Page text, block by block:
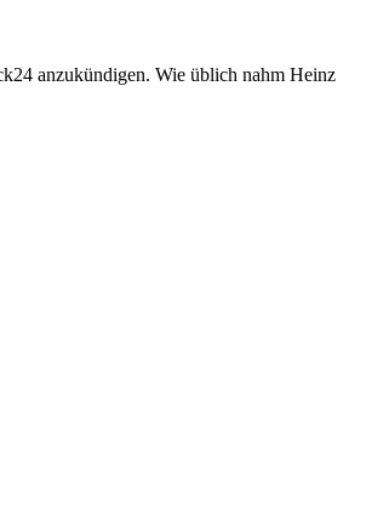
anzukündigen. Wie üblich nahm Heinz